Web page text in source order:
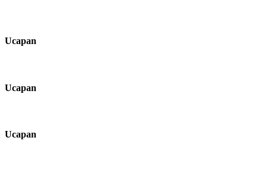
Ucapan
Ucapan
Ucapan